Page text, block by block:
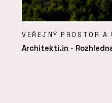
VEŘEJNÝ PROSTOR A
Architekti.in -